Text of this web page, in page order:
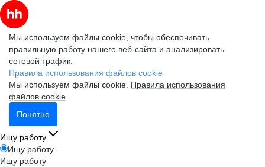
Мы используем файлы cookie, чтобы обеспечивать
правильную работу нашего веб-сайта и анализировать
сетевой трафик.
Правила использования файлов cookie
Мы используем файлы cookie. Правила использования
файлов cookie
Понятно
Ищу работу
Ищу работу
Ищу работу